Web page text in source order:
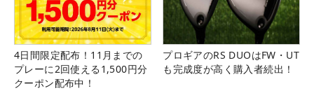
4日間限定配布！11月までの
プレーに2回使える1,500円分
クーポン配布中！
プロギアのRS DUOはFW・UT
も完成度が高く購入者続出！